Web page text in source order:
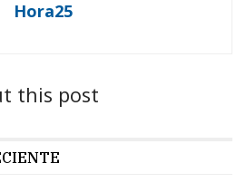
Hora25
this post